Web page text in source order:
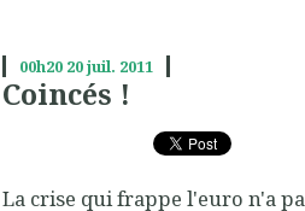
00h20 20juil. 2011
Coincés !
La crise qui frappe l'euro n'a